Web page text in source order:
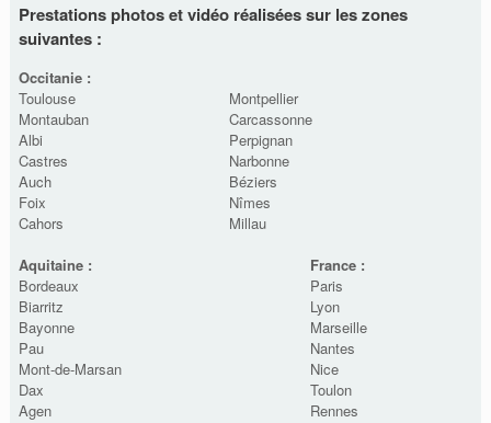
Prestations photos et vidéo réalisées sur les zones
suivantes :
Occitanie :
Toulouse
Montauban
Albi
Castres
Auch
Foix
Cahors
Montpellier
Carcassonne
Perpignan
Narbonne
Béziers
Nîmes
Millau
Aquitaine :
Bordeaux
Biarritz
Bayonne
Pau
Mont-de-Marsan
Dax
Agen
France :
Paris
Lyon
Marseille
Nantes
Nice
Toulon
Rennes